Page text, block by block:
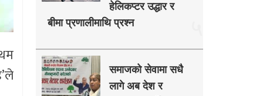
हेलिकप्टर उद्धार र
बीमा प्रणालीमाथि प्रश्न
समाजको सेवामा सधै
लागे अब देश र